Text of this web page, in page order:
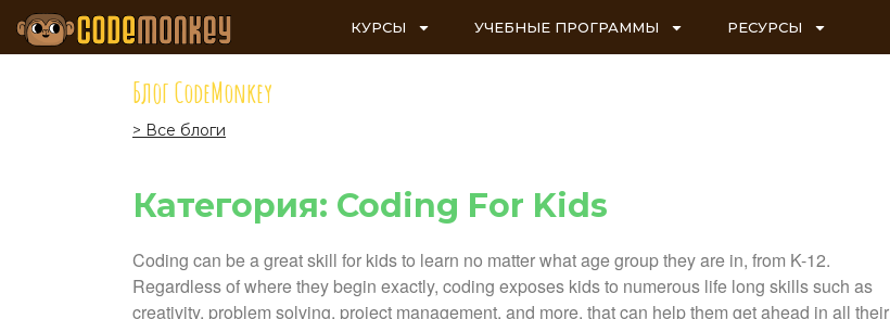
КУРСЫ УЧЕБНЫЕ ПРОГРАММЫ РЕСУРСЫ
Блог CodeMonkey
> Все блоги
Категория: Coding For Kids
Coding can be a great skill for kids to learn no matter what age group they are in, from K-12.
Regardless of where they begin exactly, coding exposes kids to numerous life long skills such as
creativity, problem solving, project management, and more, that can help them get ahead in all their